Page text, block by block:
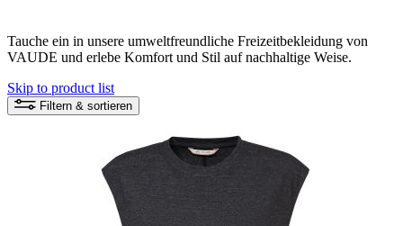
Tauche ein in unsere umweltfreundliche Freizeitbekleidung von
VAUDE und erlebe Komfort und Stil auf nachhaltige Weise.
Skip to product list
Filtern & sortieren